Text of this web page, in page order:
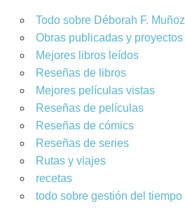
Todo sobre Déborah F. Muñoz
Obras publicadas y proyectos
Mejores libros leídos
Reseñas de libros
Mejores películas vistas
Reseñas de películas
Reseñas de cómics
Reseñas de series
Rutas y viajes
recetas
todo sobre gestión del tiempo